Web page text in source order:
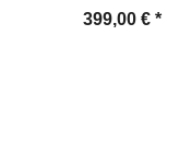
399,00 € *